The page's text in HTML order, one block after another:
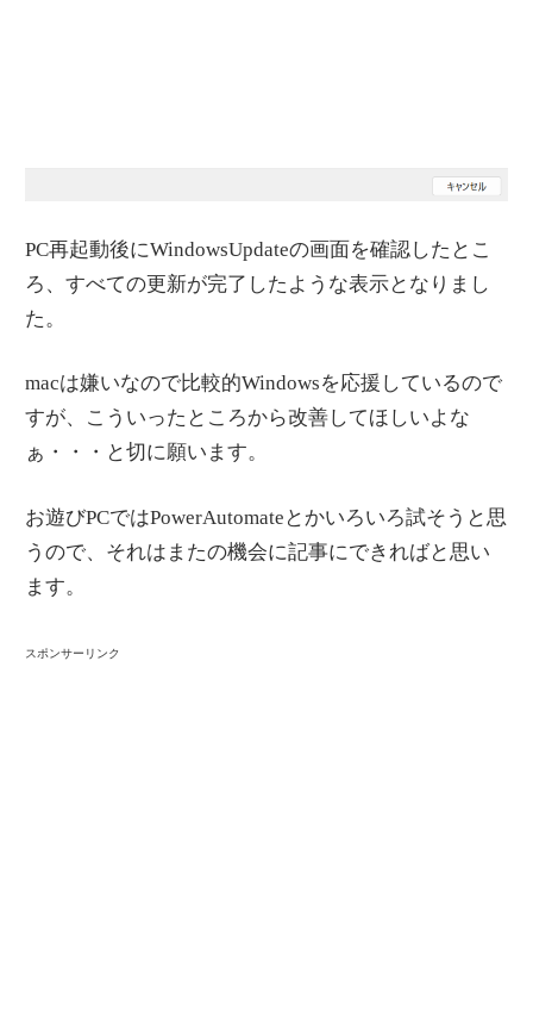
PC再起動後にWindowsUpdateの画面を確認したとこ
ろ、すべての更新が完了したような表示となりまし
た。
macは嫌いなので比較的Windowsを応援しているので
すが、こういったところから改善してほしいよな
ぁ・・・と切に願います。
お遊びPCではPowerAutomateとかいろいろ試そうと思
うので、それはまたの機会に記事にできればと思い
ます。
スポンサーリンク